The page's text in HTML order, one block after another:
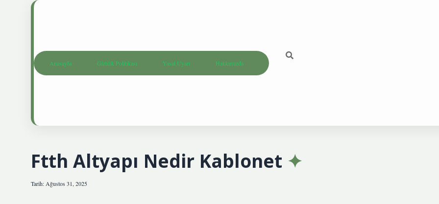
Anasayfa Gizlilik Politikası Yasal Uyarı Hakkımızda
Ftth Altyapı Nedir Kablonet
Tarih: Ağustos 31, 2025